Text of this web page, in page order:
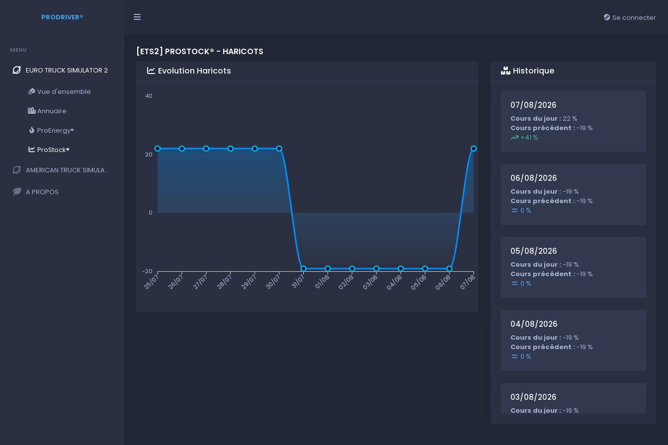
PRODRIVER® Se connecter
MENU
EURO TRUCK SIMULATOR 2
Vue d'ensemble
Annuaire
ProEnergy®
ProStock®
AMERICAN TRUCK SIMULATOR
A PROPOS
[ETS2] PROSTOCK® - HARICOTS
Evolution Haricots
40
20
0
-20
25/07 26/07 27/07 28/07 29/07 30/07 31/07 01/08 02/08 03/08 04/08 05/08 06/08 07/08
Historique
07/08/2026
Cours du jour : 22 %
Cours précédent :-19 %
+41 %
06/08/2026
Cours du jour :-19 %
Cours précédent :-19 %
0 %
05/08/2026
Cours du jour :-19 %
Cours précédent :-19 %
0 %
04/08/2026
Cours du jour :-19 %
Cours précédent :-19 %
0 %
03/08/2026
Cours du jour :-19 %